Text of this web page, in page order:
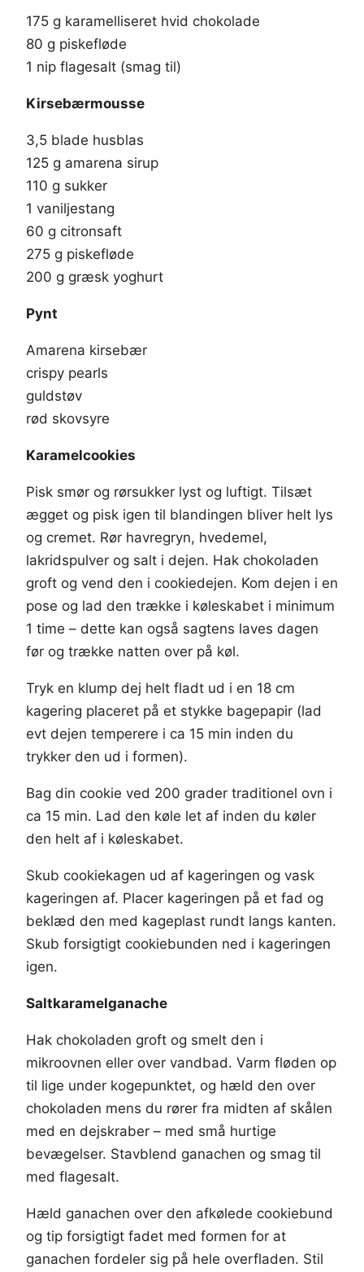
175 g karamelliseret hvid chokolade
80 g piskefløde
1 nip flagesalt (smag til)
Kirsebærmousse
3,5 blade husblas
125 g amarena sirup
110 g sukker
1 vaniljestang
60 g citronsaft
275 g piskefløde
200 g græsk yoghurt
Pynt
Amarena kirsebær
crispy pearls
guldstøv
rød skovsyre
Karamelcookies
Pisk smør og rørsukker lyst og luftigt. Tilsæt
ægget og pisk igen til blandingen bliver helt lys
og cremet. Rør havregryn, hvedemel,
lakridspulver og salt i dejen. Hak chokoladen
groft og vend den i cookiedejen. Kom dejen i en
pose og lad den trække i køleskabet i minimum
1 time – dette kan også sagtens laves dagen
før og trække natten over på køl.
Tryk en klump dej helt fladt ud i en 18 cm
kagering placeret på et stykke bagepapir (lad
evt dejen temperere i ca 15 min inden du
trykker den ud i formen).
Bag din cookie ved 200 grader traditionel ovn i
ca 15 min. Lad den køle let af inden du køler
den helt af i køleskabet.
Skub cookiekagen ud af kageringen og vask
kageringen af. Placer kageringen på et fad og
beklæd den med kageplast rundt langs kanten.
Skub forsigtigt cookiebunden ned i kageringen
igen.
Saltkaramelganache
Hak chokoladen groft og smelt den i
mikroovnen eller over vandbad. Varm fløden op
til lige under kogepunktet, og hæld den over
chokoladen mens du rører fra midten af skålen
med en dejskraber – med små hurtige
bevægelser. Stavblend ganachen og smag til
med flagesalt.
Hæld ganachen over den afkølede cookiebund
og tip forsigtigt fadet med formen for at
ganachen fordeler sig på hele overfladen. Stil